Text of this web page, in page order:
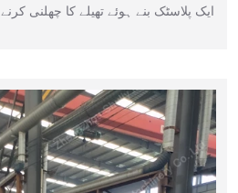
ایک پلاسٹک بنے ہوئے تھیلے کا چھلنی